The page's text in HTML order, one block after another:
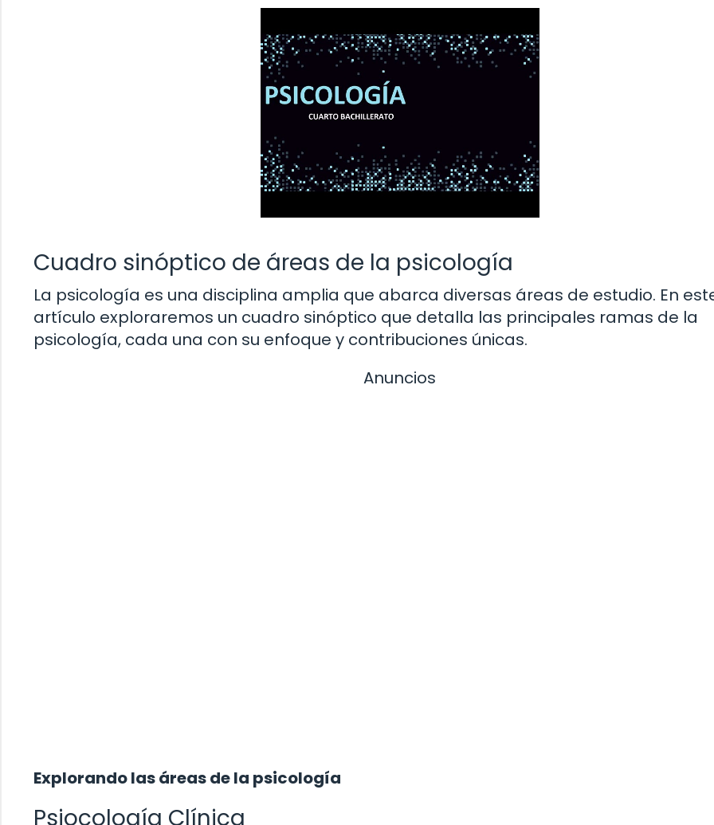
Cuadro sinóptico de áreas de la psicología
La psicología es una disciplina amplia que abarca diversas áreas de estudio. En
artículo exploraremos un cuadro sinóptico que detalla las principales ramas de la
psicología, cada una con su enfoque y contribuciones únicas.
Anuncios
Explorando las áreas de la psicología
Psiocología Clínica